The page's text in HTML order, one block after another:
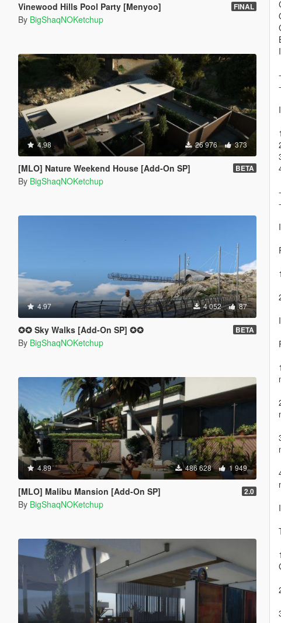
Vinewood Hills Pool Party [Menyoo] FINAL
By BigShaqNOKetchup
4.98 26 976 373
[MLO] Nature Weekend House [Add-On SP] BETA
By BigShaqNOKetchup
4.97 4 052 87
✪✪ Sky Walks [Add-On SP] ✪✪ BETA
By BigShaqNOKetchup
4.89 486 628 1 949
[MLO] Malibu Mansion [Add-On SP] 2.0
By BigShaqNOKetchup